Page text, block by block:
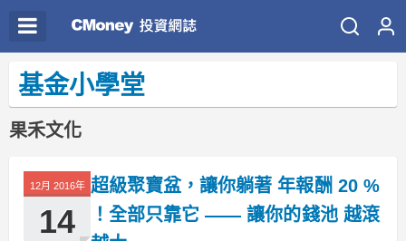
基金小學堂
果禾文化
12月 2016年
14
超級聚寶盆，讓你躺著 年報酬 20 %
！全部只靠它 —— 讓你的錢池 越滾